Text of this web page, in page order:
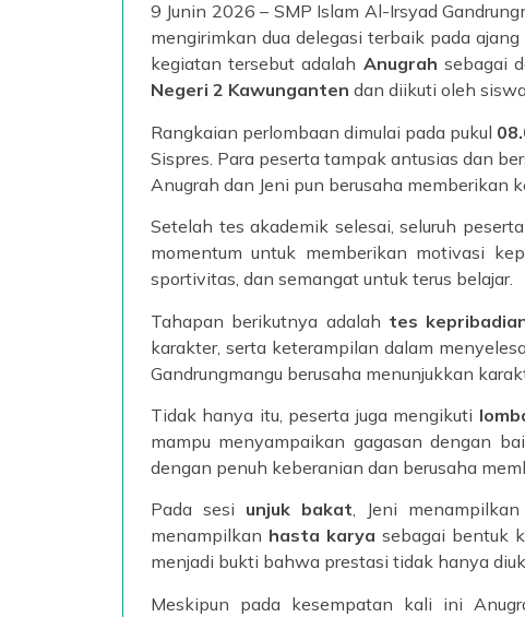
9 Junin 2026 – SMP Islam Al-Irsyad
mengirimkan dua delegasi terbaik pada ajang
kegiatan tersebut adalah Anugrah sebagai
Negeri 2 Kawunganten dan diikuti oleh
Rangkaian perlombaan dimulai pada pukul
Sispres. Para peserta tampak antusias dan
Anugrah dan Jeni pun berusaha memberikan
Setelah tes akademik selesai, seluruh
momentum untuk memberikan motivasi
sportivitas, dan semangat untuk terus belajar.
Tahapan berikutnya adalah tes
karakter, serta keterampilan dalam
Gandrungmangu berusaha menunjukkan
Tidak hanya itu, peserta juga mengikuti
mampu menyampaikan gagasan dengan
dengan penuh keberanian dan berusaha
Pada sesi unjuk bakat, Jeni
menampilkan hasta karya sebagai bentuk
menjadi bukti bahwa prestasi tidak hanya
Meskipun pada kesempatan kali ini